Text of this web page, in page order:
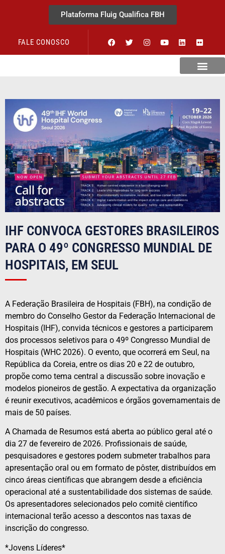
Plataforma Fluig Qualifica FBH
FALE CONOSCO
IHF CONVOCA GESTORES BRASILEIROS
PARA O 49º CONGRESSO MUNDIAL DE
HOSPITAIS, EM SEUL
A Federação Brasileira de Hospitais (FBH), na condição de
membro do Conselho Gestor da Federação Internacional de
Hospitais (IHF), convida técnicos e gestores a participarem
dos processos seletivos para o 49º Congresso Mundial de
Hospitais (WHC 2026). O evento, que ocorrerá em Seul, na
República da Coreia, entre os dias 20 e 22 de outubro,
propõe como tema central a discussão sobre inovação e
modelos pioneiros de gestão. A expectativa da organização
é reunir executivos, acadêmicos e órgãos governamentais de
mais de 50 países.
A Chamada de Resumos está aberta ao público geral até o
dia 27 de fevereiro de 2026. Profissionais de saúde,
pesquisadores e gestores podem submeter trabalhos para
apresentação oral ou em formato de pôster, distribuídos em
cinco áreas científicas que abrangem desde a eficiência
operacional até a sustentabilidade dos sistemas de saúde.
Os apresentadores selecionados pelo comitê científico
internacional terão acesso a descontos nas taxas de
inscrição do congresso.
*Jovens Líderes*